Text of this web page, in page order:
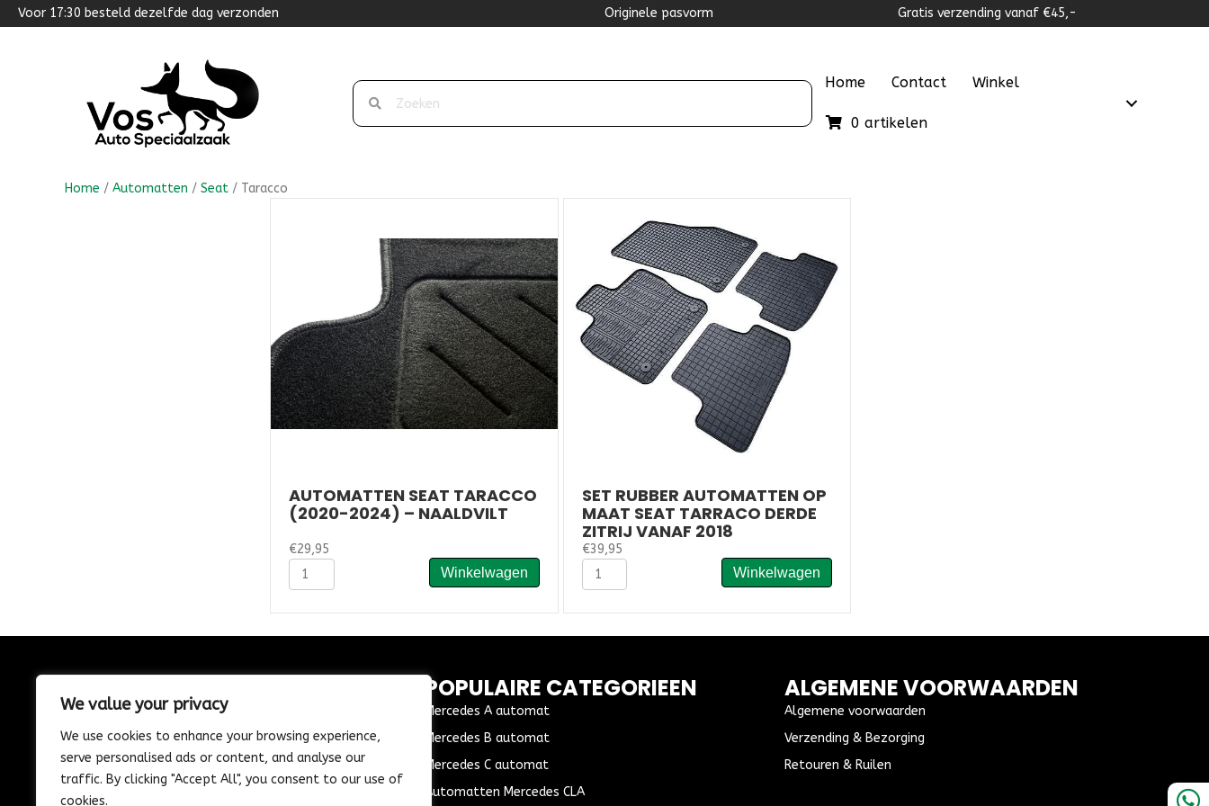
We value your privacy
We use cookies to enhance your browsing experience,
serve personalised ads or content, and analyse our
traffic. By clicking "Accept All", you consent to our use of
cookies.
Voor 17:30 besteld dezelfde dag verzonden Originele pasvorm Gratis verzending vanaf €45,-
Home Contact Winkel
0 artikelen
Home / Automatten / Seat / Taracco
AUTOMATTEN SEAT TARACCO
(2020-2024) – NAALDVILT
€29,95
Automatten
Seat
2024)
Naaldvilt
Winkelwagen
SET RUBBER AUTOMATTEN OP
MAAT SEAT TARRACO DERDE
ZITRIJ VANAF 2018
€39,95
Set
rubber
maat
derde
Winkelwagen
085-1302975
Nijverheidstraat 21
Wijk en Aalburg
info@vosautospeciaalzaak.nl
POPULAIRE CATEGORIEEN
Mercedes A automat
Mercedes B automat
Mercedes C automat
Automatten Mercedes CLA
ALGEMENE VOORWAARDEN
Algemene voorwaarden
Verzending & Bezorging
Retouren & Ruilen